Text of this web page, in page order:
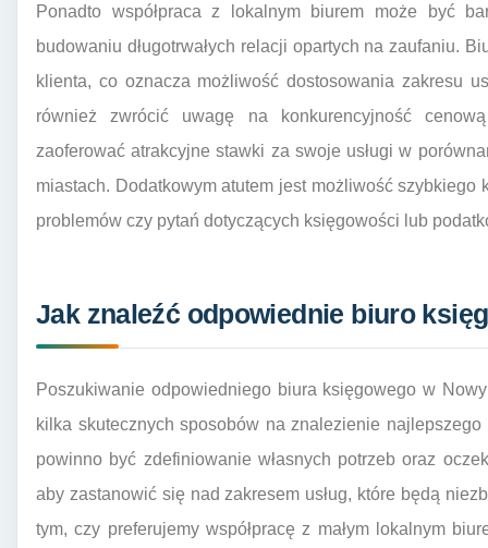
Ponadto współpraca z lokalnym biurem może być
budowaniu długotrwałych relacji opartych na zaufaniu.
klienta, co oznacza możliwość dostosowania zakresu
również zwrócić uwagę na konkurencyjność
zaoferować atrakcyjne stawki za swoje usługi w
miastach. Dodatkowym atutem jest możliwość szybkiego
problemów czy pytań dotyczących księgowości lub
Jak znaleźć odpowiednie biuro
Poszukiwanie odpowiedniego biura księgowego w
kilka skutecznych sposobów na znalezienie
powinno być zdefiniowanie własnych potrzeb oraz
aby zastanowić się nad zakresem usług, które będą
tym, czy preferujemy współpracę z małym lokalnym